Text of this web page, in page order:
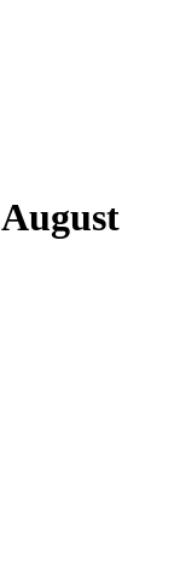
August